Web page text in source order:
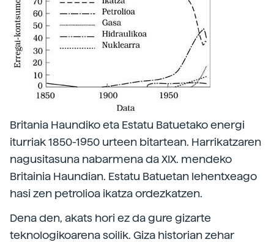
Britania Haundiko eta Estatu Batuetako energi
iturriak 1850-1950 urteen bitartean. Harrikatzaren
nagusitasuna nabarmena da XIX. mendeko
Britainia Haundian. Estatu Batuetan lehentxeago
hasi zen petrolioa ikatza ordezkatzen.
Dena den, akats hori ez da gure gizarte
teknologikoarena soilik. Giza historian zehar